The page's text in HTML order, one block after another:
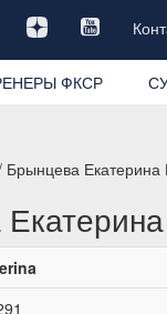
ФКСР
Брынцева Екатерина